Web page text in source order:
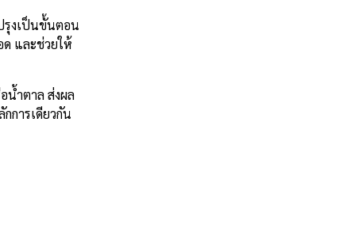
รุงเป็นขั้นตอน
และช่วยให้
น้ำตาล ส่งผล
การเดียวกัน